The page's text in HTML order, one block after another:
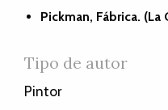
Pickman, Fábrica. (La
Tipo de autor
Pintor